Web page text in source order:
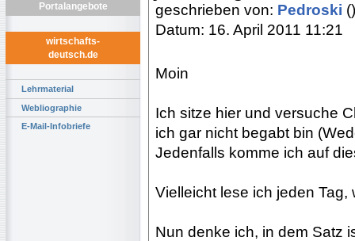
Portalangebote
wirtschafts-
deutsch.de
Lehrmaterial
Webliographie
E-Mail-Infobriefe
geschrieben von: Pedroski ()
Datum: 16. April 2011 11:21
Moin
Ich sitze hier und versuche
ich gar nicht begabt bin
Jedenfalls komme ich auf
Vielleicht lese ich jeden
Nun denke ich, in dem Satz